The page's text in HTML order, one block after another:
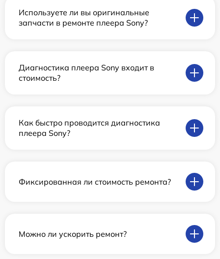
Используете ли вы оригинальные
запчасти в ремонте плеера Sony?
Диагностика плеера Sony входит в
стоимость?
Как быстро проводится диагностика
плеера Sony?
Фиксированная ли стоимость ремонта?
Можно ли ускорить ремонт?